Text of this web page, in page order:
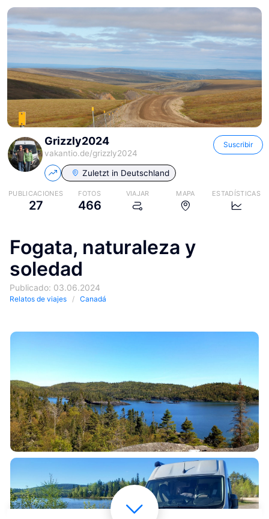
Grizzly2024
vakantio.de/grizzly2024
Suscribir
Zuletzt in Deutschland
PUBLICACIONES
27
FOTOS
466
VIAJAR MAPA ESTADÍSTICAS
Fogata, naturaleza y
soledad
Publicado: 03.06.2024
Relatos de viajes Canadá